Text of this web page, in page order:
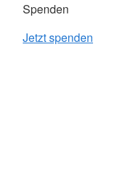
Spenden
Jetzt spenden